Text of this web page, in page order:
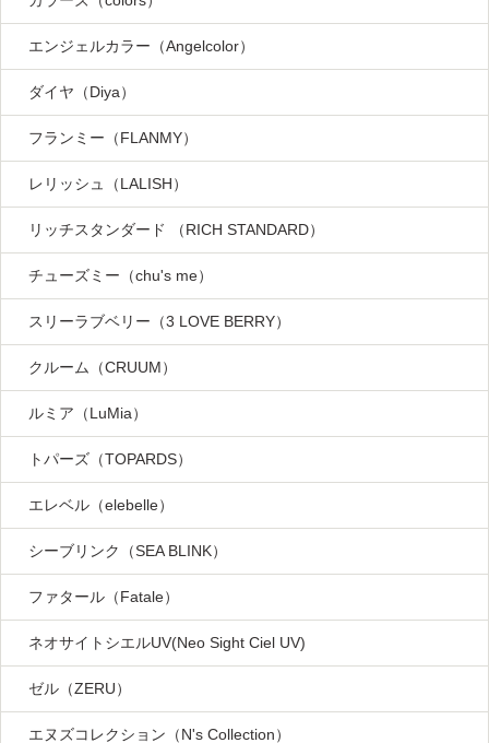
エンジェルカラー（Angelcolor）
ダイヤ（Diya）
フランミー（FLANMY）
レリッシュ（LALISH）
リッチスタンダード （RICH STANDARD）
チューズミー（chu's me）
スリーラブベリー（3 LOVE BERRY）
クルーム（CRUUM）
ルミア（LuMia）
トパーズ（TOPARDS）
エレベル（elebelle）
シーブリンク（SEA BLINK）
ファタール（Fatale）
ネオサイトシエルUV(Neo Sight Ciel UV)
ゼル（ZERU）
エヌズコレクション（N's Collection）